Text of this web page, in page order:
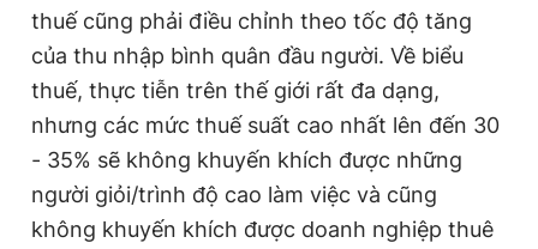
thuế cũng phải điều chỉnh theo tốc độ tăng
của thu nhập bình quân đầu người. Về biểu
thuế, thực tiễn trên thế giới rất đa dạng,
nhưng các mức thuế suất cao nhất lên đến 30
- 35% sẽ không khuyến khích được những
người giỏi/trình độ cao làm việc và cũng
không khuyến khích được doanh nghiệp thuê